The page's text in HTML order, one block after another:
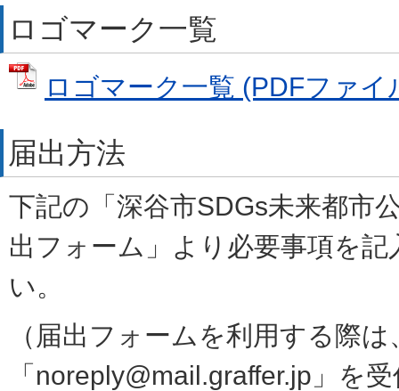
ロゴマーク一覧
ロゴマーク一覧 (PDFファイ
届出方法
下記の「深谷市SDGs未来都市
出フォーム」より必要事項を
い。
（届出フォームを利用する際は
「noreply@mail.graffer.jp」を